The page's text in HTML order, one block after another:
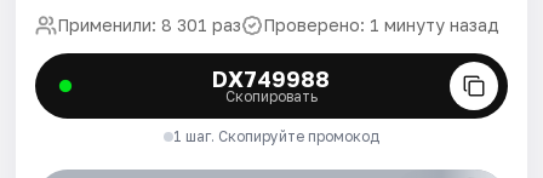
Применили: 8 301 раз Проверено: 1 минуту назад
DX749988
Скопировать
1 шаг. Скопируйте промокод